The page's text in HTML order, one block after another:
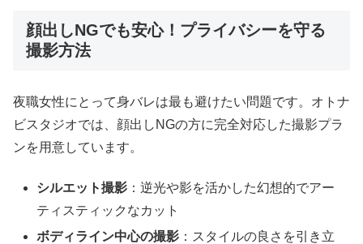
顔出しNGでも安心！プライバシーを守る
撮影方法
夜職女性にとって身バレは最も避けたい問題です。オトナ
ビスタジオでは、顔出しNGの方に完全対応した撮影プラ
ンを用意しています。
シルエット撮影 ：逆光や影を活かした幻想的でアー
ティスティックなカット
ボディライン中心の撮影 ：スタイルの良さを引き立